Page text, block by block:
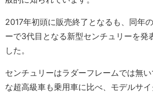
2017年初頭に販売終了となるも、同年
ーで3代目となる新型センチュリーを発
した。
センチュリーはラダーフレームでは無
な超高級車も乗用車に比べ、モデルサ